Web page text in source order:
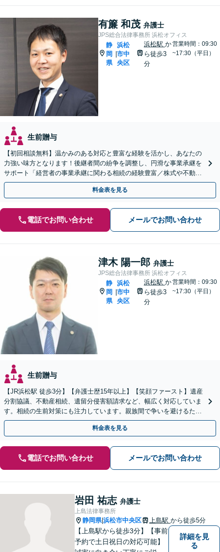
有簾 和茂 弁護士
JPS総合法律事務所 浜松オフィス
静
岡
県
|
浜松
市中
央区
浜松駅 か
ら徒歩3
分
営業時間：09:30
~17:30（平日）
生前贈与
【初回相談無料】温かみのある対応と豊富な経験を活かし、あなたの
力強い味方となります！後継者間の紛争を調整し、円滑な事業承継を
サポート「経営者の事業承継に関わる相続の経験豊富／株式や不動産
の名義変更など、事業承継特有の資産管理の問題に精通」
料金表を見る
電話でお問い合わせ メールでお問い合わせ
津木 陽一郎 弁護士
JPS総合法律事務所 浜松オフィス
静
岡
県
|
浜松
市中
央区
浜松駅 か
ら徒歩3
分
営業時間：09:30
~17:30（平日）
生前贈与
【JR浜松駅 徒歩3分】【弁護士歴15年以上】【笑顔ファースト】遺産
分割協議、不動産相続、遺留分侵害額請求など、幅広く対応していま
す。相続の生前対策にも注力しています。親族間で争いを避けるため
にも、お早めにご相談ください。【初回面談無料】
料金表を見る
電話でお問い合わせ メールでお問い合わせ
岩田 祐志 弁護士
上島法律事務所
静岡県|浜松市中央区 上島駅 から徒歩5分
【上島駅から徒歩3分】【事前
予約で土日祝日の対応可能】
詳細を見
る